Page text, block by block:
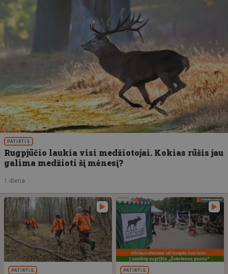
PATIRTIS
Rugpjūčio laukia visi medžiotojai. Kokias rūšis jau
galima medžioti šį mėnesį?
1 diena
PATIRTIS PATIRTIS